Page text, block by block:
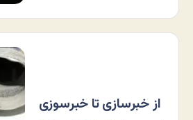
از خبرسازی تا خبرسوزی